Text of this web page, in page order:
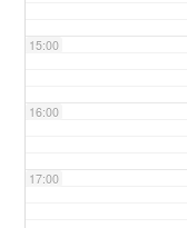
15:00
16:00
17:00